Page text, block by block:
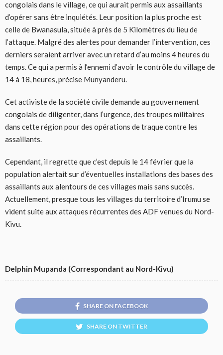
congolais dans le village, ce qui aurait permis aux assaillants
d’opérer sans être inquiétés. Leur position la plus proche est
celle de Bwanasula, située à près de 5 Kilomètres du lieu de
l’attaque. Malgré des alertes pour demander l’intervention, ces
derniers seraient arriver avec un retard d’au moins 4 heures du
temps. Ce qui a permis à l’ennemi d’avoir le contrôle du village de
14 à 18, heures, précise Munyanderu.
Cet activiste de la société civile demande au gouvernement
congolais de diligenter, dans l’urgence, des troupes militaires
dans cette région pour des opérations de traque contre les
assaillants.
Cependant, il regrette que c’est depuis le 14 février que la
population alertait sur d’éventuelles installations des bases des
assaillants aux alentours de ces villages mais sans succès.
Actuellement, presque tous les villages du territoire d’Irumu se
vident suite aux attaques récurrentes des ADF venues du Nord-
Kivu.
Delphin Mupanda (Correspondant au Nord-Kivu)
SHARE ON FACEBOOK
SHARE ON TWITTER